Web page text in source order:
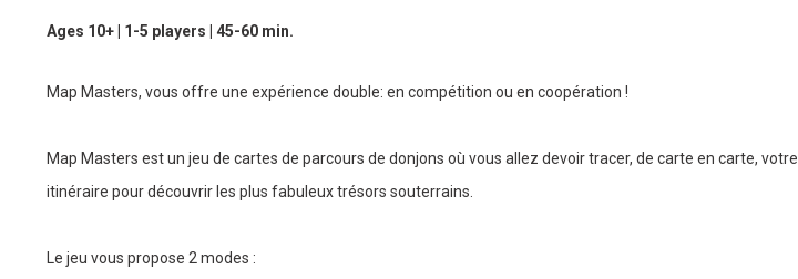
Ages 10+ | 1-5 players | 45-60 min.
Map Masters, vous offre une expérience double: en compétition ou en coopération !
Map Masters est un jeu de cartes de parcours de donjons où vous allez devoir tracer, de carte en carte, votre
itinéraire pour découvrir les plus fabuleux trésors souterrains.
Le jeu vous propose 2 modes :